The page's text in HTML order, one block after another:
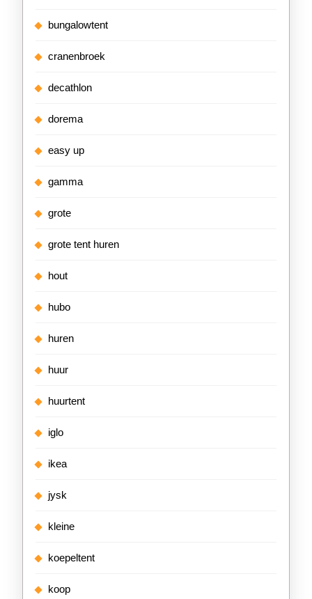
bungalowtent
cranenbroek
decathlon
dorema
easy up
gamma
grote
grote tent huren
hout
hubo
huren
huur
huurtent
iglo
ikea
jysk
kleine
koepeltent
koop